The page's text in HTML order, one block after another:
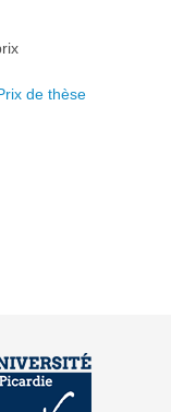
de thèse